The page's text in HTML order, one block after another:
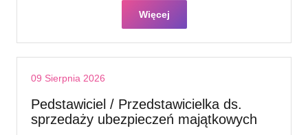
Więcej
09 Sierpnia 2026
Pedstawiciel / Przedstawicielka ds.
sprzedaży ubezpieczeń majątkowych